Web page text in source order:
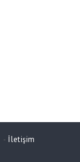
- İletişim